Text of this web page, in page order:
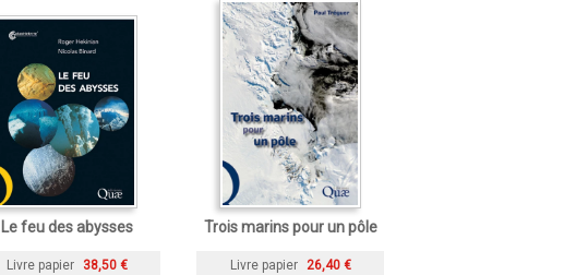
Le feu des abysses
Livre papier 38,50 €
Trois marins pour un pôle
Livre papier 26,40 €